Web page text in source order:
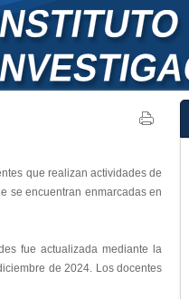
que realizan actividades de
se encuentran enmarcadas en
fue actualizada mediante la
de 2024. Los docentes